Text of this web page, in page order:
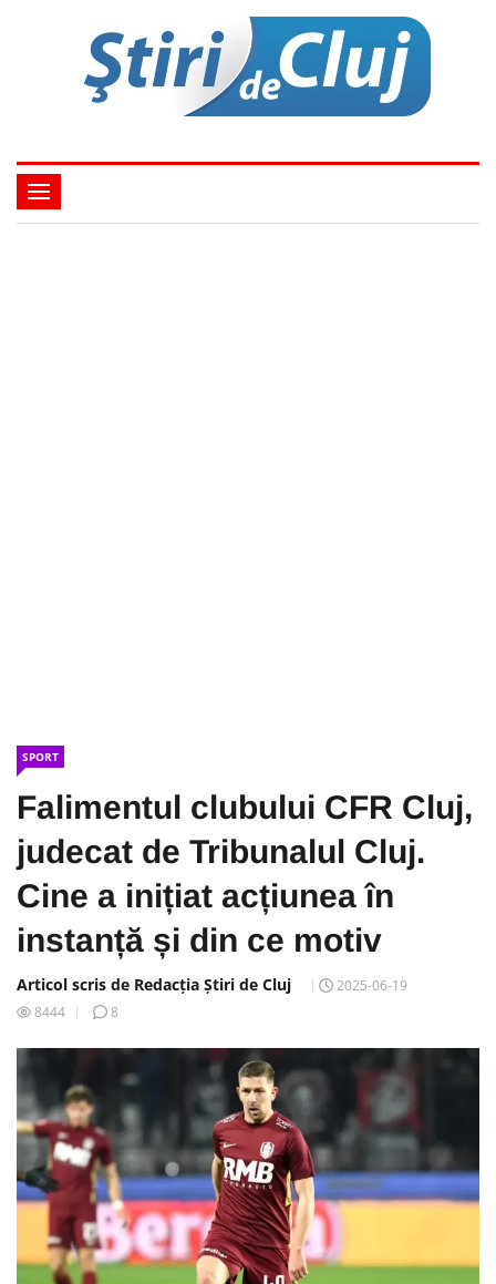
SPORT
Falimentul clubului CFR Cluj,
judecat de Tribunalul Cluj.
Cine a inițiat acțiunea în
instanță și din ce motiv
Articol scris de Redacția Știri de Cluj
2025-06-19
8444
8